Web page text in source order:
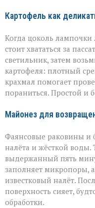
Картофель как
Когда цоколь лампочки
стоит хвататься за
светильник, затем
картофеля: плотный
крахмал помогает
пораниться. Простой и
Майонез для
Фаянсовые раковины и
налёта и жёсткой
выдержанный пять
заполняет микропоры, а
известковый налёт.
поверхность сияет,
обработки.